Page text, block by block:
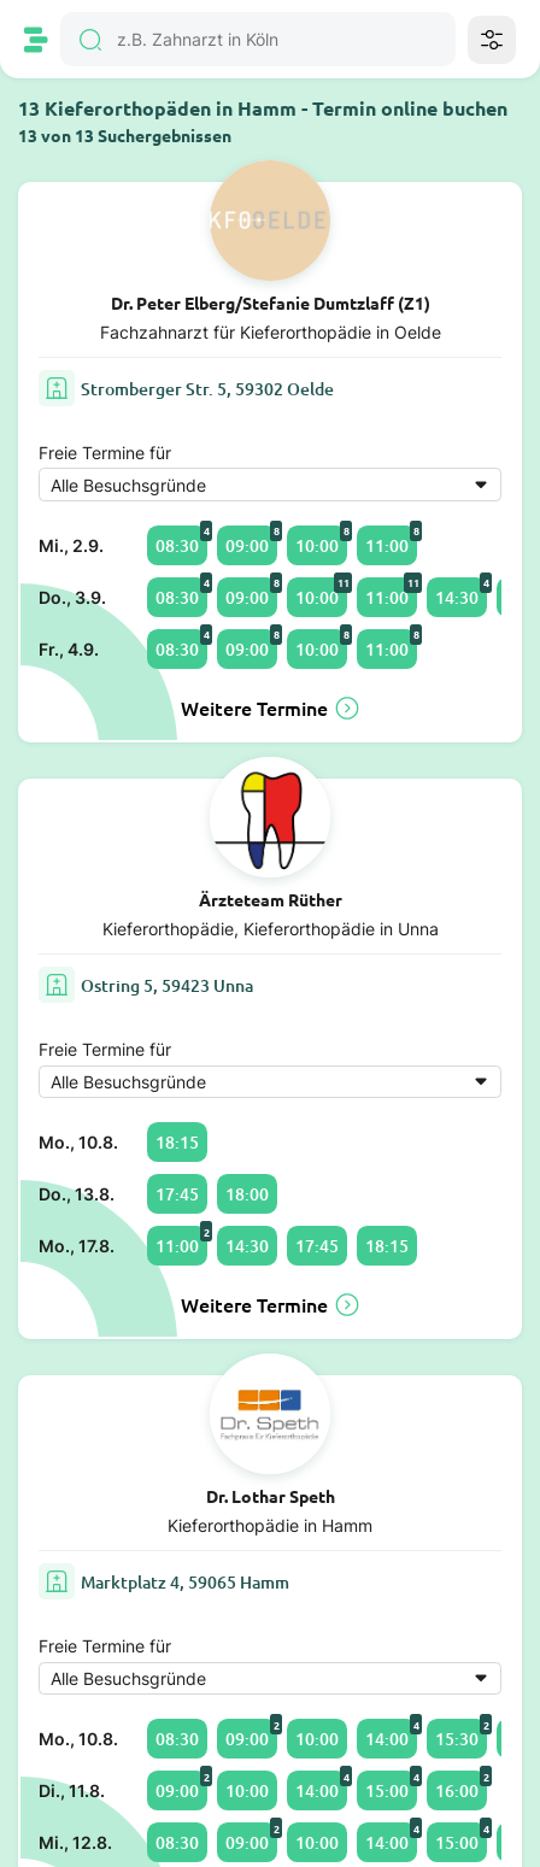
13 Kieferorthopäden in Hamm - Termin online buchen
13 von 13 Suchergebnissen
Dr. Peter Elberg/Stefanie Dumtzlaff (Z1)
Fachzahnarzt für Kieferorthopädie in Oelde
Stromberger Str. 5, 59302 Oelde
Freie Termine für
Mi., 2.9. 08:30
4
09:00
8
10:00
8
11:00
8
Do., 3.9. 08:30
4
09:00
8
10:00
11
11:00
11
14:30
4
Fr., 4.9. 08:30
4
09:00
8
10:00
8
11:00
8
Weitere Termine
Ärzteteam Rüther
Kieferorthopädie, Kieferorthopädie in Unna
Ostring 5, 59423 Unna
Freie Termine für
Mo., 10.8. 18:15
Do., 13.8. 17:45 18:00
Mo., 17.8. 11:00
2
14:30 17:45 18:15
Weitere Termine
Dr. Lothar Speth
Kieferorthopädie in Hamm
Marktplatz 4, 59065 Hamm
Freie Termine für
Mo., 10.8. 08:30 09:00
2
10:00 14:00
4
15:30
2
Di., 11.8. 09:00
2
10:00 14:00
4
15:00
4
16:00
2
Mi., 12.8. 08:30 09:00
2
10:00 14:00
4
15:00
4